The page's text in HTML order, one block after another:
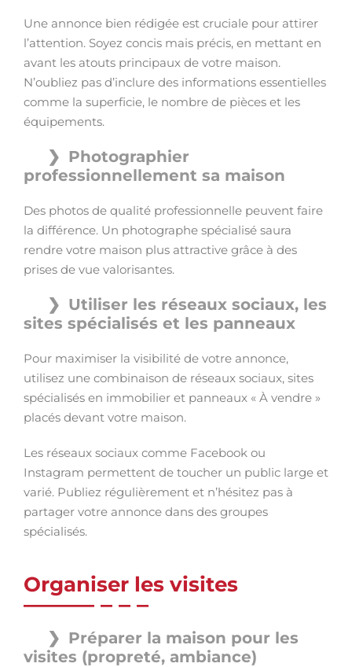
Une annonce bien rédigée est cruciale pour attirer
l’attention. Soyez concis mais précis, en mettant en
avant les atouts principaux de votre maison.
N’oubliez pas d’inclure des informations essentielles
comme la superficie, le nombre de pièces et les
équipements.
Photographier
professionnellement sa maison
Des photos de qualité professionnelle peuvent faire
la différence. Un photographe spécialisé saura
rendre votre maison plus attractive grâce à des
prises de vue valorisantes.
Utiliser les réseaux sociaux, les
sites spécialisés et les panneaux
Pour maximiser la visibilité de votre annonce,
utilisez une combinaison de réseaux sociaux, sites
spécialisés en immobilier et panneaux « À vendre »
placés devant votre maison.
Les réseaux sociaux comme Facebook ou
Instagram permettent de toucher un public large et
varié. Publiez régulièrement et n’hésitez pas à
partager votre annonce dans des groupes
spécialisés.
Organiser les visites
Préparer la maison pour les
visites (propreté, ambiance)